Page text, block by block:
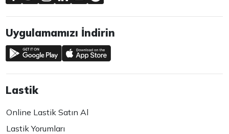
Uygulamamızı İndirin
Lastik
Online Lastik Satın Al
Lastik Yorumları